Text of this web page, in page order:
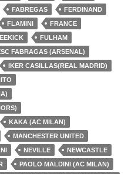
FABREGAS
FERDINAND
FLAMINI
FRANCE
FULHAM
FABRAGAS (ARSENAL)
IKER CASILLAS(REAL MADRID)
KAKA (AC MILAN)
MANCHESTER UNITED
NEVILLE
NEWCASTLE
PAOLO MALDINI (AC MILAN)